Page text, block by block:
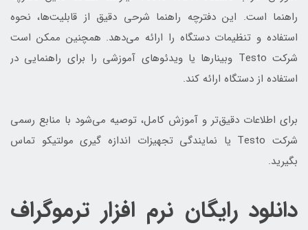
راهنما است. این دفترچه راهنما شرحی دقیق از قابلیت‌ها، نحوه
استفاده و تنظیمات دستگاه را ارائه می‌دهد. همچنین ممکن است
شرکت Testo وبینارها یا ویدئوهای آموزشی را برای راهنمایی در
استفاده از دستگاه ارائه کند.
برای اطلاعات دقیق‌تر و آموزش کامل، توصیه می‌شود با منابع رسمی
شرکت Testo یا نمایندگی تجهیزات اندازه گیری مولتیکو تماس
بگیرید.
دانلود رایگان نرم افزار ترموگراف